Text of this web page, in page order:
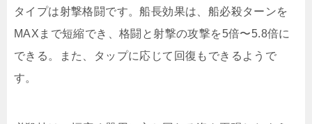
タイプは射撃格闘です。船長効果は、船必殺ターンを
MAXまで短縮でき、格闘と射撃の攻撃を5倍〜5.8倍に
できる。また、タップに応じて回復もできるようで
す。